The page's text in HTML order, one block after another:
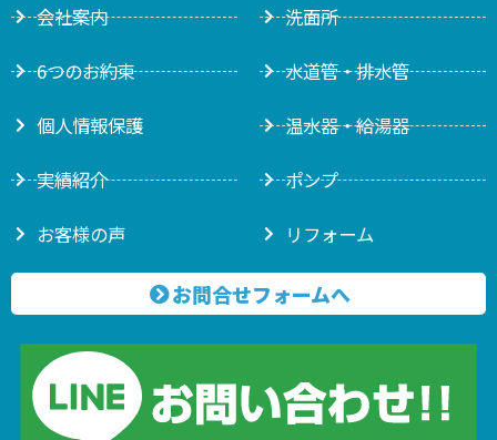
会社案内
6つのお約束
個人情報保護
実績紹介
お客様の声
洗面所
水道管・排水管
温水器・給湯器
ポンプ
リフォーム
お問合せフォームへ